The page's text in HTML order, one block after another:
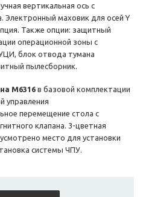
вертикальная ось с
маховик для осей Y
Также опции: защитный
операционной зоны с
блок отвода тумана
пылесборник.
M6316 в базовой комплектации
управления
перемещение стола с
клапана. 3-цветная
место для установки
системы ЧПУ.